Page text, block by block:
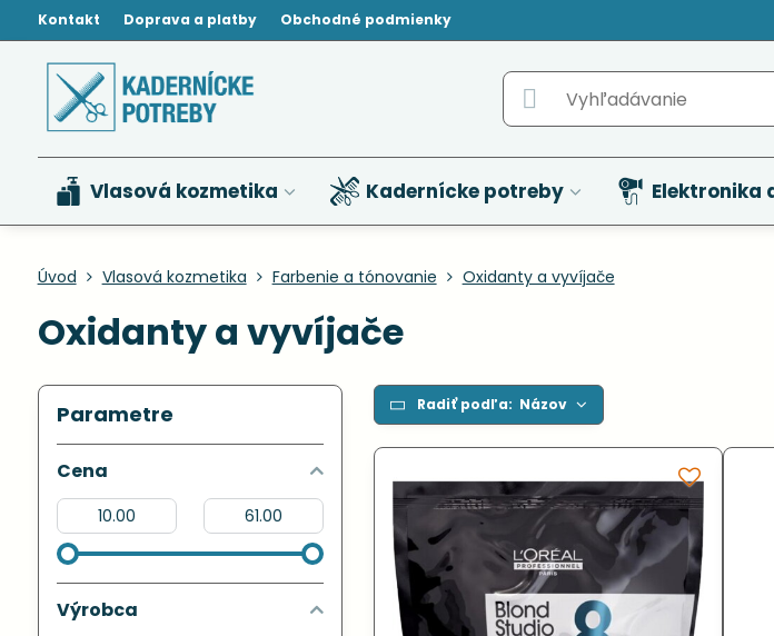
Kontakt Doprava a platby Obchodné podmienky
Vlasová kozmetika Kadernícke potreby Elektronika
Úvod Vlasová kozmetika Farbenie a tónovanie Oxidanty a vyvíjače
Oxidanty a vyvíjače
Radiť podľa: Názov
Parametre
Cena
Od:
Do:
Výrobca